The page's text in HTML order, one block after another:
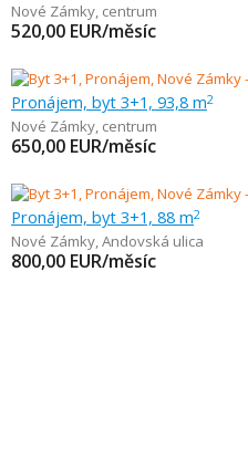
Nové Zámky, centrum
520,00 EUR/měsíc
Pronájem, byt 3+1, 93,8 m2
Nové Zámky, centrum
650,00 EUR/měsíc
Pronájem, byt 3+1, 88 m2
Nové Zámky,Andovská ulica
800,00 EUR/měsíc